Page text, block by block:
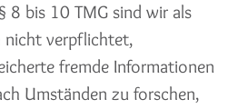
8 bis 10 TMG sind wir als
nicht verpflichtet,
fremde Informationen
Umständen zu forschen,